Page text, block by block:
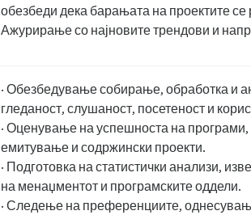
обезбеди дека барањата на проектите
Ажурирање со најновите трендови и
· Обезбедување собирање, обработка и
гледаност, слушаност, посетеност и
· Оценување на успешноста на
емитување и содржински проекти.
· Подготовка на статистички анализи,
на менаџментот и програмските оддели.
· Следење на преференциите,